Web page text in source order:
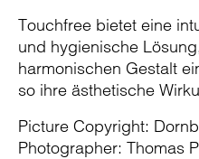
Touchfree bietet eine
und hygienische
harmonischen Gestalt
so ihre ästhetische
Picture Copyright:
Photographer: Thomas